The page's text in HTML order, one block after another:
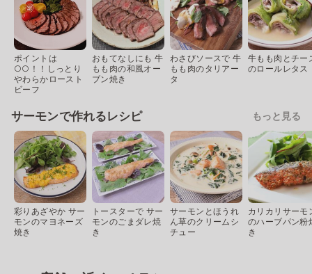
ポイントは
○○！！しっとり
やわらかロースト
ビーフ
おもてなしにも 牛
もも肉の和風オー
ブン焼き
わさびソースで 牛
もも肉のタリアー
タ
牛もも肉とチー
のロールレタス
サーモンで作れるレシピ もっと見る
彩りあざやか サー
モンのマヨネーズ
焼き
トースターで サー
モンのごまダレ焼
き
サーモンとほうれ
ん草のクリームシ
チュー
カリカリサーモ
のハーブパン粉
き